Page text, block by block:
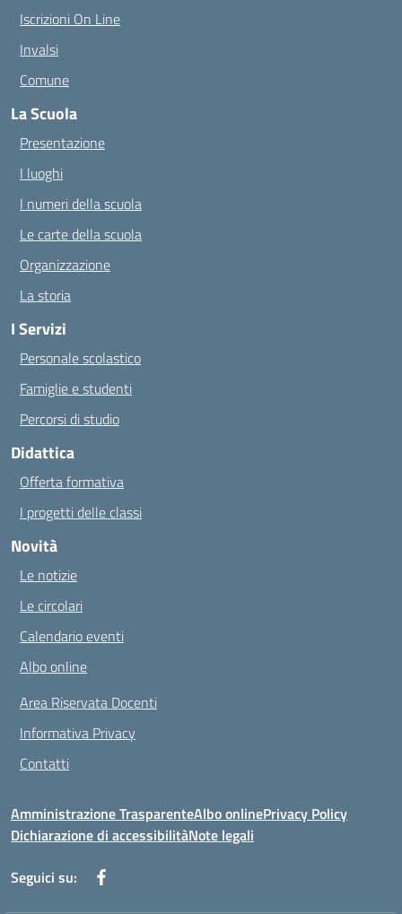
Iscrizioni On Line
Invalsi
Comune
La Scuola
Presentazione
I luoghi
I numeri della scuola
Le carte della scuola
Organizzazione
La storia
I Servizi
Personale scolastico
Famiglie e studenti
Percorsi di studio
Didattica
Offerta formativa
I progetti delle classi
Novità
Le notizie
Le circolari
Calendario eventi
Albo online
Area Riservata Docenti
Informativa Privacy
Contatti
Amministrazione TrasparenteAlbo onlinePrivacy Policy
Dichiarazione di accessibilitàNote legali
Seguici su: